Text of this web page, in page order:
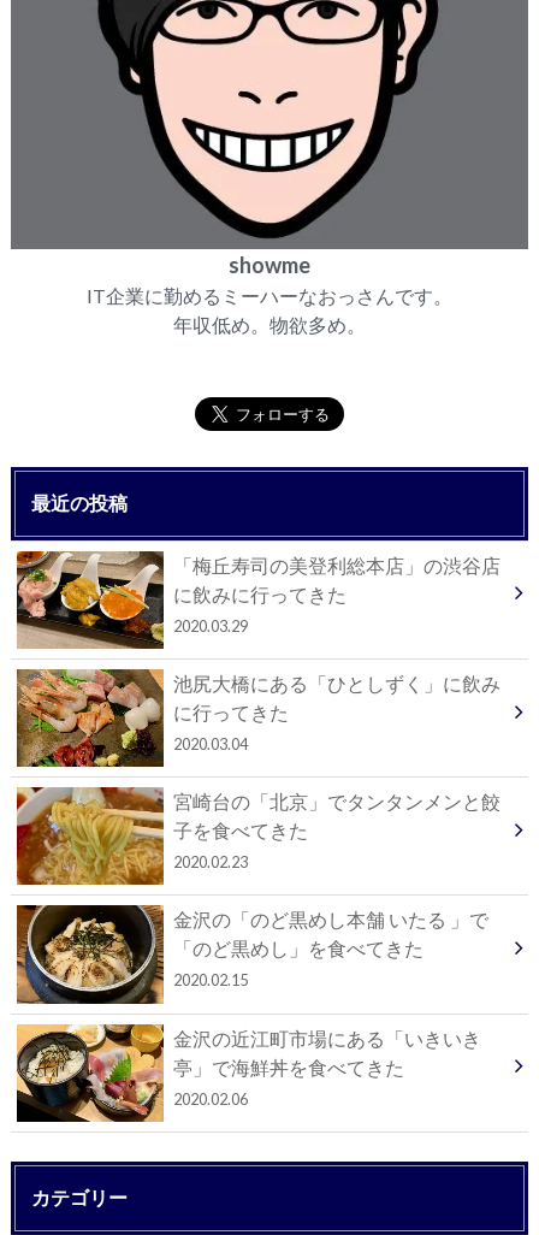
showme
IT企業に勤めるミーハーなおっさんです。
年収低め。物欲多め。
最近の投稿
「梅丘寿司の美登利総本店」の渋谷店
に飲みに行ってきた
2020.03.29
池尻大橋にある「ひとしずく」に飲み
に行ってきた
2020.03.04
宮崎台の「北京」でタンタンメンと餃
子を食べてきた
2020.02.23
金沢の「のど黒めし本舗 いたる 」で
「のど黒めし」を食べてきた
2020.02.15
金沢の近江町市場にある「いきいき
亭」で海鮮丼を食べてきた
2020.02.06
カテゴリー